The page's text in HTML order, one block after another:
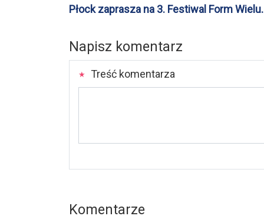
Płock zaprasza na 3. Festiwal Form Wielu.
miasta
Napisz komentarz
Treść komentarza
Komentarze